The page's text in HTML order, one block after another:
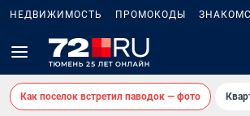
НЕДВИЖИМОСТЬ ПРОМОКОДЫ
Как поселок встретил паводок — фото